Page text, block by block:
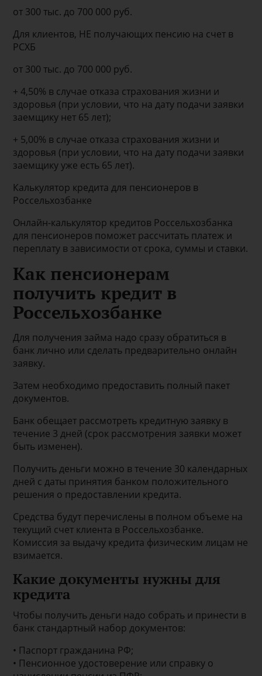
от 300 тыс. до 700 000 руб.
Для клиентов, НЕ получающих пенсию на счет в
РСХБ
от 300 тыс. до 700 000 руб.
+ 4,50% в случае отказа страхования жизни и
здоровья (при условии, что на дату подачи заявки
заемщику нет 65 лет);
+ 5,00% в случае отказа страхования жизни и
здоровья (при условии, что на дату подачи заявки
заемщику уже есть 65 лет).
Калькулятор кредита для пенсионеров в
Россельхозбанке
Онлайн-калькулятор кредитов Россельхозбанка
для пенсионеров поможет рассчитать платеж и
переплату в зависимости от срока, суммы и ставки.
Как пенсионерам
получить кредит в
Россельхозбанке
Для получения займа надо сразу обратиться в
банк лично или сделать предварительно онлайн
заявку.
Затем необходимо предоставить полный пакет
документов.
Банк обещает рассмотреть кредитную заявку в
течение 3 дней (срок рассмотрения заявки может
быть изменен).
Получить деньги можно в течение 30 календарных
дней с даты принятия банком положительного
решения о предоставлении кредита.
Средства будут перечислены в полном объеме на
текущий счет клиента в Россельхозбанке.
Комиссия за выдачу кредита физическим лицам не
взимается.
Какие документы нужны для
кредита
Чтобы получить деньги надо собрать и принести в
банк стандартный набор документов:
• Паспорт гражданина РФ;
• Пенсионное удостоверение или справку о